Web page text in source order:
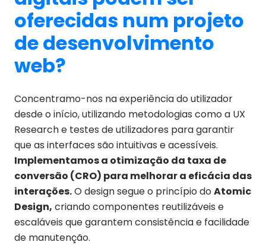
oferecidas num projeto
de desenvolvimento
web?
Concentramo-nos na experiência do utilizador
desde o início, utilizando metodologias como a UX
Research e testes de utilizadores para garantir
que as interfaces são intuitivas e acessíveis.
Implementamos a otimização da taxa de
conversão (CRO) para melhorar a eficácia das
interações.O design segue o princípio do Atomic
Design, criando componentes reutilizáveis e
escaláveis que garantem consistência e facilidade
de manutenção.